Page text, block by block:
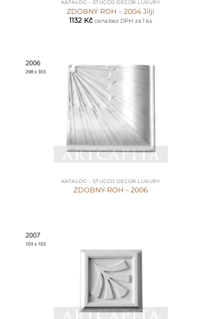
KATALOG - STUCCO DECOR LUXURY
ZDOBNÝ ROH – 2004 Jiljí
1132 Kč cena bez DPH za 1 ks
KATALOG - STUCCO DECOR LUXURY
ZDOBNÝ ROH – 2006